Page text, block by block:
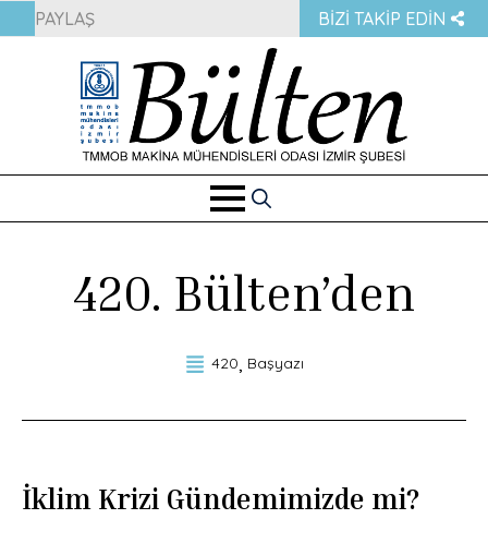
PAYLAŞ BIZI TAKIP EDIN
Search
420. Bülten’den
420 Başyazı
İklim Krizi Gündemimizde mi?